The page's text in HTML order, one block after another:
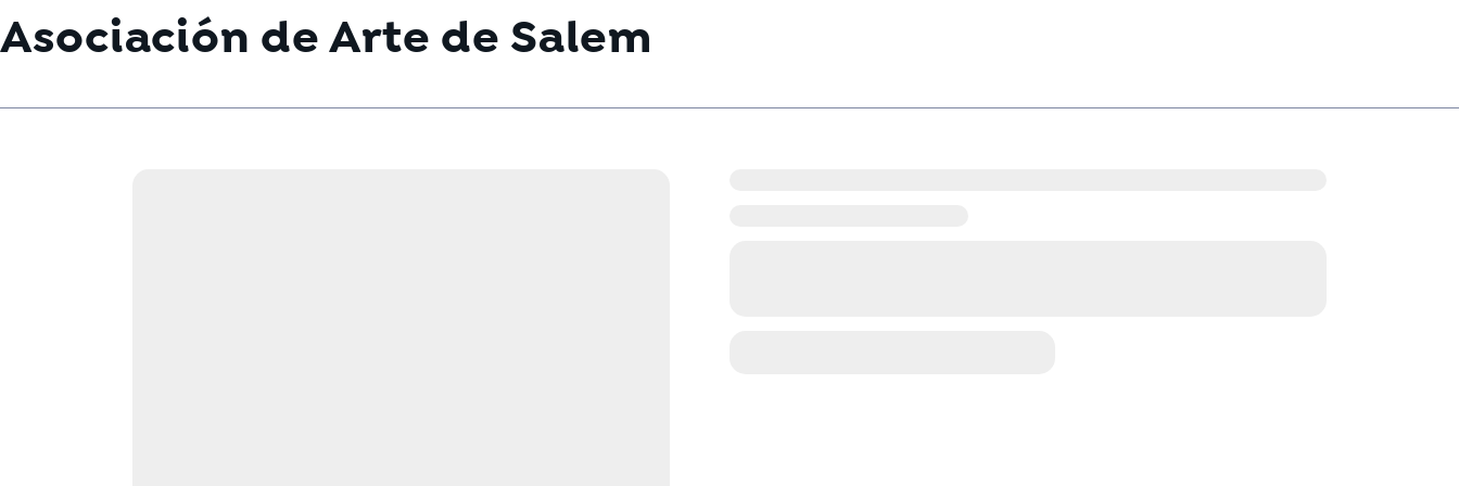
Asociación de Arte de Salem